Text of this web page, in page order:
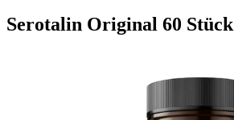
Serotalin Original 60 Stück